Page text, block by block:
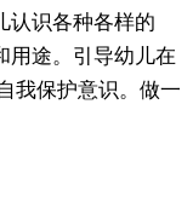
认识各种各样的
用途。引导幼儿在
我保护意识。做一